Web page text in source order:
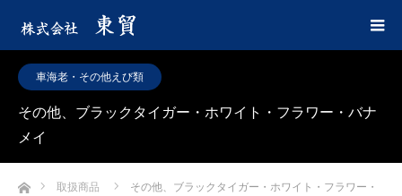
車海老・その他えび類
その他、ブラックタイガー・ホワイト・フラワー・バナ
メイ
ホーム取扱商品
その他、ブラックタイガー・ホワイト・フラワー・